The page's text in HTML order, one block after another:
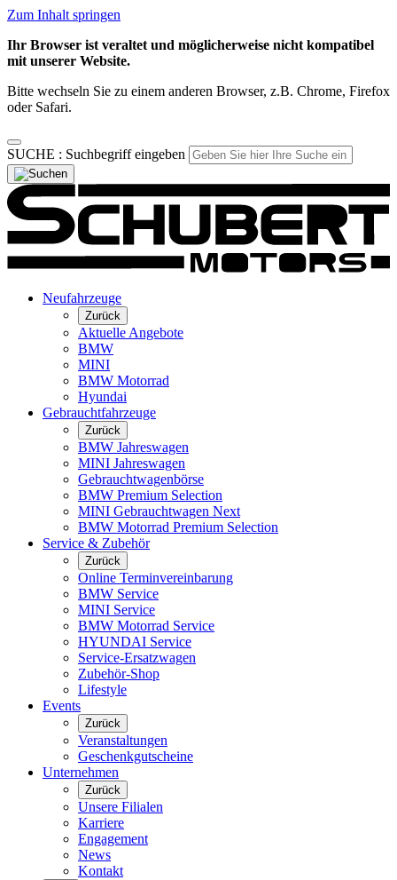
Zum Inhalt springen
Ihr Browser ist veraltet und möglicherweise nicht kompatibel
mit unserer Website.
Bitte wechseln Sie zu einem anderen Browser, z.B. Chrome, Firefox
oder Safari.
SUCHE : Suchbegriff eingeben
Neufahrzeuge
Zurück
Aktuelle Angebote
BMW
MINI
BMW Motorrad
Hyundai
Gebrauchtfahrzeuge
Zurück
BMW Jahreswagen
MINI Jahreswagen
Gebrauchtwagenbörse
BMW Premium Selection
MINI Gebrauchtwagen Next
BMW Motorrad Premium Selection
Service & Zubehör
Zurück
Online Terminvereinbarung
BMW Service
MINI Service
BMW Motorrad Service
HYUNDAI Service
Service-Ersatzwagen
Zubehör-Shop
Lifestyle
Events
Zurück
Veranstaltungen
Geschenkgutscheine
Unternehmen
Zurück
Unsere Filialen
Karriere
Engagement
News
Kontakt